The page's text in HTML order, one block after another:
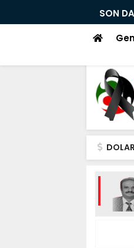
SON
Hangi Teknik Belgeler
DOLAR